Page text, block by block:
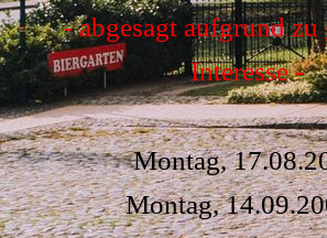
- abgesagt aufgrund zu
Interesse -
Montag,
Montag,